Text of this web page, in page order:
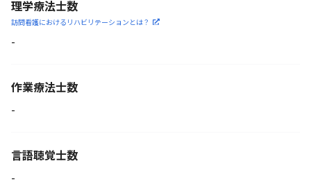
理学療法士数
訪問看護におけるリハビリ テーションとは？
-
作業療法士数
-
言語聴覚士数
-